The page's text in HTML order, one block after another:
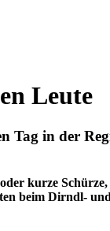
Leute
Tag in der
kurze
beim Dirndl-